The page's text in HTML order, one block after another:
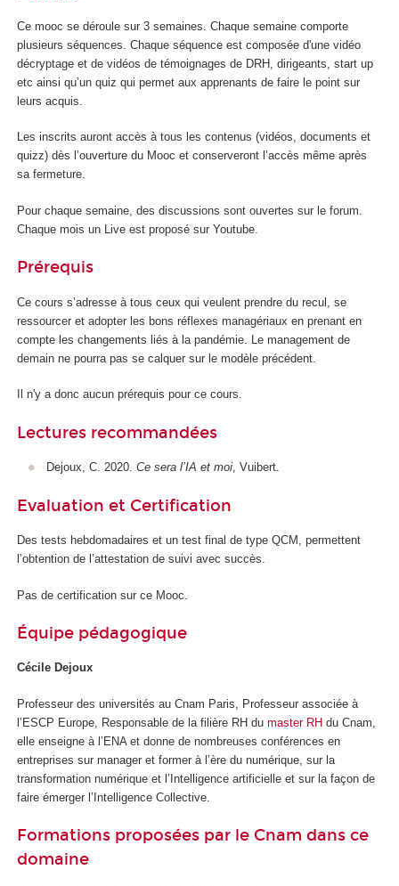
Ce mooc se déroule sur 3 semaines. Chaque semaine comporte
plusieurs séquences. Chaque séquence est composée d'une vidéo
décryptage et de vidéos de témoignages de DRH, dirigeants, start up
etc ainsi qu’un quiz qui permet aux apprenants de faire le point sur
leurs acquis.
Les inscrits auront accès à tous les contenus (vidéos, documents et
quizz) dès l’ouverture du Mooc et conserveront l’accès même après
sa fermeture.
Pour chaque semaine, des discussions sont ouvertes sur le forum.
Chaque mois un Live est proposé sur Youtube.
Prérequis
Ce cours s’adresse à tous ceux qui veulent prendre du recul, se
ressourcer et adopter les bons réflexes managériaux en prenant en
compte les changements liés à la pandémie. Le management de
demain ne pourra pas se calquer sur le modèle précédent.
Il n'y a donc aucun prérequis pour ce cours.
Lectures recommandées
Dejoux, C. 2020. Ce sera l’IA et moi, Vuibert.
Evaluation et Certification
Des tests hebdomadaires et un test final de type QCM, permettent
l’obtention de l’attestation de suivi avec succès.
Pas de certification sur ce Mooc
Équipe pédagogique
Cécile Dejoux
Professeur des universités au Cnam Paris, Professeur associée à
l’ESCP Europe, Responsable de la filière RH du master RH du Cnam,
elle enseigne à l’ENA et donne de nombreuses conférences en
entreprises sur manager et former à l’ère du numérique, sur la
transformation numérique et l’Intelligence artificielle et sur la façon de
faire émerger l’Intelligence Collective.
Formations proposées par le Cnam dans ce
domaine